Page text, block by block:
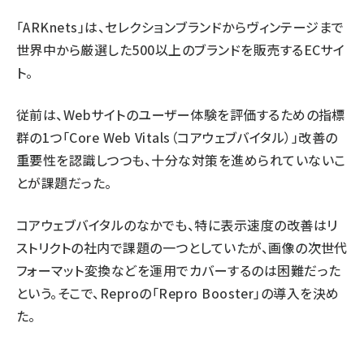
「ARKnets」は、セレクションブランドからヴィンテージまで
世界中から厳選した500以上のブランドを販売するECサイ
ト。
従前は、Webサイトのユーザー体験を評価するための指標
群の1つ「Core Web Vitals（コアウェブバイタル）」改善の
重要性を認識しつつも、十分な対策を進められていないこ
とが課題だった。
コアウェブバイタルのなかでも、特に表示速度の改善はリ
ストリクトの社内で課題の一つとしていたが、画像の次世代
フォーマット変換などを運用でカバーするのは困難だった
という。そこで、Reproの「Repro Booster」の導入を決め
た。